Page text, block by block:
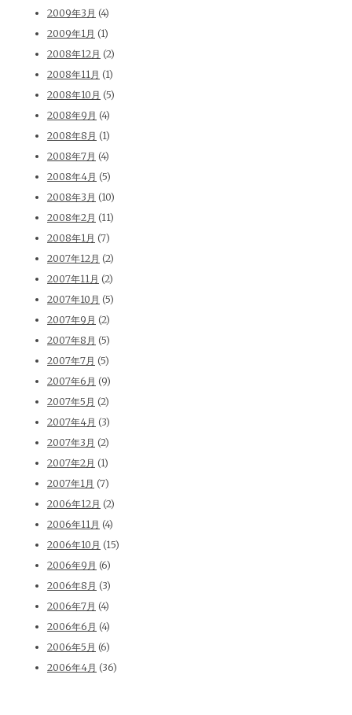
2009年3月 (4)
2009年1月 (1)
2008年12月 (2)
2008年11月 (1)
2008年10月 (5)
2008年9月 (4)
2008年8月 (1)
2008年7月 (4)
2008年4月 (5)
2008年3月 (10)
2008年2月 (11)
2008年1月 (7)
2007年12月 (2)
2007年11月 (2)
2007年10月 (5)
2007年9月 (2)
2007年8月 (5)
2007年7月 (5)
2007年6月 (9)
2007年5月 (2)
2007年4月 (3)
2007年3月 (2)
2007年2月 (1)
2007年1月 (7)
2006年12月 (2)
2006年11月 (4)
2006年10月 (15)
2006年9月 (6)
2006年8月 (3)
2006年7月 (4)
2006年6月 (4)
2006年5月 (6)
2006年4月 (36)